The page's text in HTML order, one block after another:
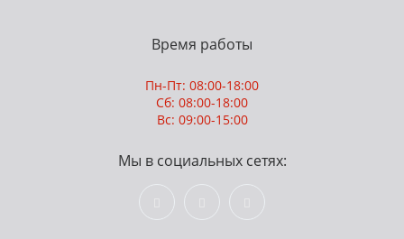
Время работы
Пн-Пт: 08:00-18:00
Сб: 08:00-18:00
Вс: 09:00-15:00
Мы в социальных сетях: